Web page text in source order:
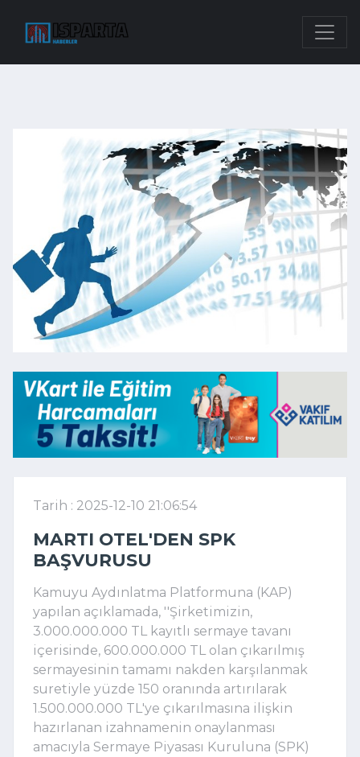
Tarih : 2025-12-10 21:06:54
MARTI OTEL'DEN SPK
BAŞVURUSU
Kamuyu Aydınlatma Platformuna (KAP)
yapılan açıklamada, ''Şirketimizin,
3.000.000.000 TL kayıtlı sermaye tavanı
içerisinde, 600.000.000 TL olan çıkarılmış
sermayesinin tamamı nakden karşılanmak
suretiyle yüzde 150 oranında artırılarak
1.500.000.000 TL'ye çıkarılmasına ilişkin
hazırlanan izahnamenin onaylanması
amacıyla Sermaye Piyasası Kuruluna (SPK)